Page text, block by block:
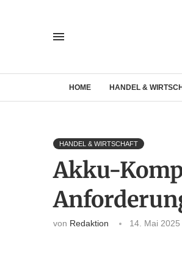
HOME HANDEL &
HANDEL & WIRTSCHAFT
Akku-
von Redaktion 14. Mai 2025